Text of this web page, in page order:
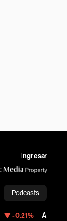
Ingresar
Podcasts
Apple 309.97